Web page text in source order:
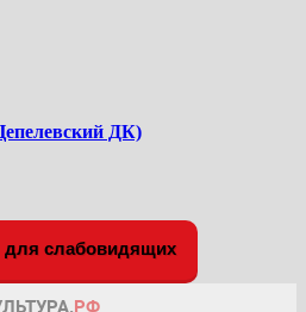
ДК)
для слабовидящих